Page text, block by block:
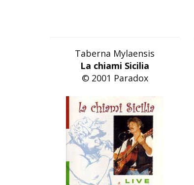
Taberna Mylaensis
La chiami Sicilia
© 2001 Paradox